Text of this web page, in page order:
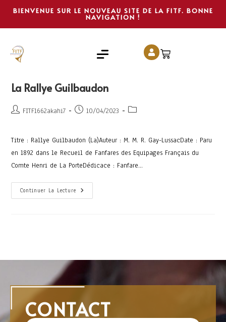
BIENVENUE SUR LE NOUVEAU SITE DE LA FITF. BONNE
NAVIGATION !
La Rallye Guilbaudon
FITF1662akahi7 10/04/2023
Titre : Rallye Guilbaudon (La)Auteur : M. M. R. Gay-LussacDate : Paru
en 1892 dans le Recueil de Fanfares des Equipages Français du
Comte Henri de La PorteDédicace : Fanfare…
Continuer La Lecture
CONTACT